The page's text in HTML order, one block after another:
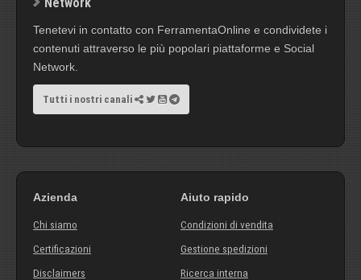
Tenetevi in contatto con FerramentaOnline e condividete i
contenuti attraverso le più popolari piattaforme e Social
Network.
Tutti i nostri canali
Azienda
Chi siamo
Certificazioni
Disclaimers
Aiuto rapido
Condizioni di vendita
Gestione spedizioni
Ricerca interna